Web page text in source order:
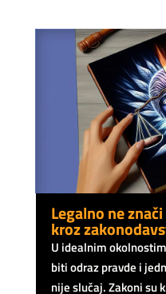
Legalno ne
kroz
U idealnim
biti odraz pravde i
nije slučaj. Zakoni su